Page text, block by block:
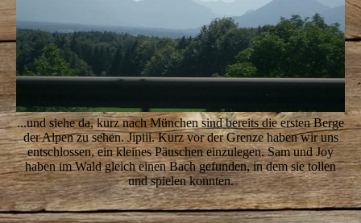
...und siehe da, kurz nach München sind bereits die ersten Berge
der Alpen zu sehen. Jipiii. Kurz vor der Grenze haben wir uns
entschlossen, ein kleines Päuschen einzulegen. Sam und Joy
haben im Wald gleich einen Bach gefunden, in dem sie tollen
und spielen konnten.